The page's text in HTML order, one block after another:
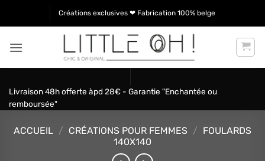
Créations exclusives ❤ Fabrication 100% belge
Livraison 48h offerte àpd 28€ - Garantie "Enchantée ou
remboursée"
ACCUEIL / CRÉATIONS POUR FEMMES / FOULARDS
140X140